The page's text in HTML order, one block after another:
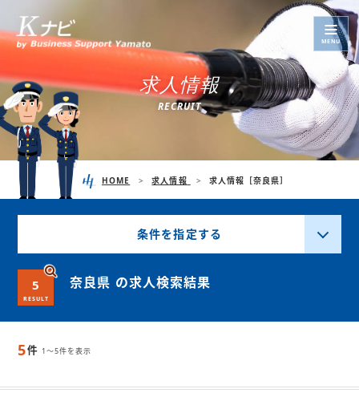
MENU
求人 情報
RECRUIT
HOME 求人情報 求人情報［奈良県］
条件を指定する
5
RESULT
奈良県 の求人検索結果
5件 1～5件を表示